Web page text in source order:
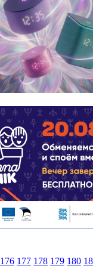
176 177 178 179 180